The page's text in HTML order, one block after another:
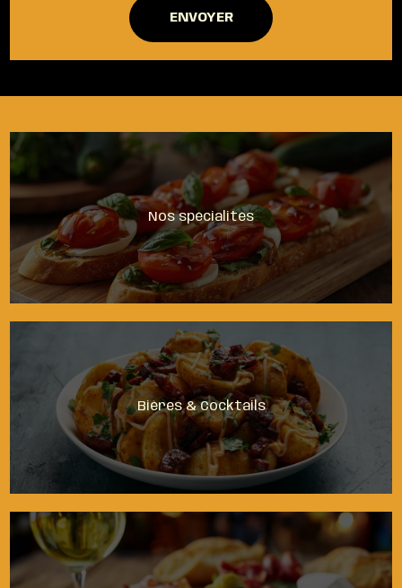
Nos spécialités
Bières & Cocktails